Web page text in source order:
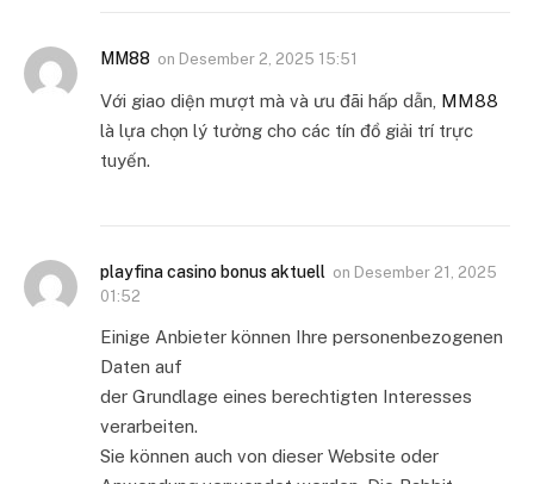
MM88 on Desember 2, 2025 15:51
Với giao diện mượt mà và ưu đãi hấp dẫn, MM88
là lựa chọn lý tưởng cho các tín đồ giải trí trực
tuyến.
playfina casino bonus aktuell on Desember 21, 2025
01:52
Einige Anbieter können Ihre personenbezogenen
Daten auf
der Grundlage eines berechtigten Interesses
verarbeiten.
Sie können auch von dieser Website oder